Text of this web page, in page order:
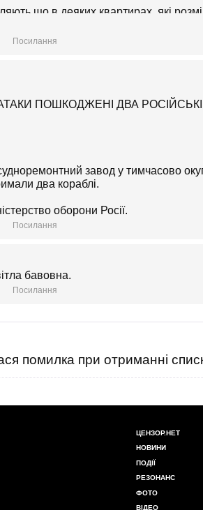
що в деяких квартирах, які
двері "ходили ходуном" навіть на
за кілька кілометрів від епіцентру
Посилання
АТАКИ ПОШКОДЖЕНІ ДВА
судноремонтний завод у тимчасово
два кораблі.
оборони Росії.
Посилання
бавовна.
Посилання
помилка при отриманні
ЦЕНЗОР.НЕТ
НОВИНИ
ПОДІЇ
РЕЗОНАНС
ФОТО
ВІДЕО